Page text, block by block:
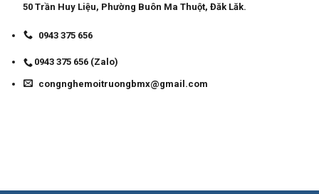
50 Trần Huy Liệu, Phường Buôn Ma Thuột, Đăk Lăk.
0943 375 656
0943 375 656 (Zalo)
congnghemoitruongbmx@gmail.com